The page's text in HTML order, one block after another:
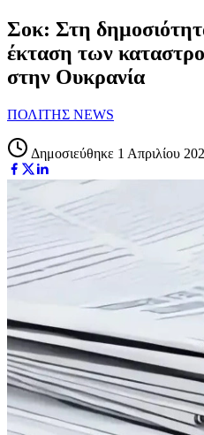
Σοκ: Στη
έκταση των
στην Ουκρανία
ΠΟΛΙΤΗΣ NEWS
Δημοσιεύθηκε 1 Απριλίου